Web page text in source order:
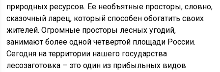
природных ресурсов. Ее необъятные просторы, словно,
сказочный ларец, который способен обогатить своих
жителей. Огромные просторы лесных угодий,
занимают более одной четвертой площади России.
Сегодня на территории нашего государства
лесозаготовка – это один из прибыльных видов